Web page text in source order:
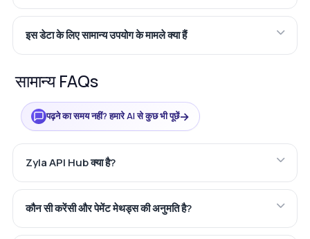
इस डेटा के लिए सामान्य उपयोग के मामले क्या हैं
सामान्य FAQs
पढ़ने का समय नहीं? हमारे AI से कुछ भी पूछें→
Zyla API Hub क्या है?
कौन सी करेंसी और पेमेंट मेथड्स की अनुमति है?